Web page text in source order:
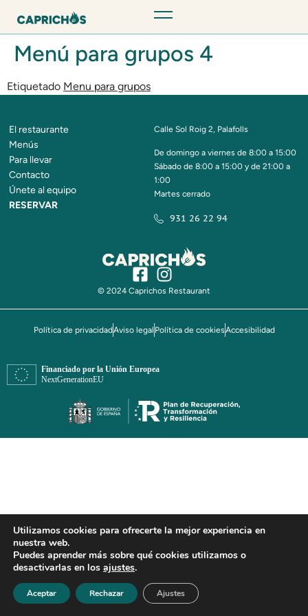
Menú para grupos 4
Etiquetado Menu para grupos
El restaurante
Menús
Para llevar
Contacto
Únete al equipo
RESERVAR
Calle Sol Roig 2, Palafolls
De domingo a viernes de 8:00 a 15:00
Sábado de 8:00 a 15:00 y de 21:00 a
1:00
Martes cerrado
931 26 22 94
© 2024 Caprichos Restaurant
Política de privacidadAviso legal Política de cookiesAccesibilidad
Utilizamos cookies para ofrecerte la mejor experiencia en
nuestra web.
Puedes aprender más sobre qué cookies utilizamos o
desactivarlas en los ajustes.
Aceptar Rechazar Ajustes